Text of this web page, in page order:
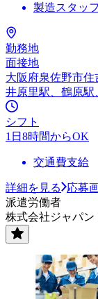
製造スタッフ
勤務地
面接地
大阪府泉佐野市住
井原里駅、鶴原駅
シフト
1日8時間からOK
交通費支給
詳細を見る
応募
派遣労働者
株式会社ジャパン